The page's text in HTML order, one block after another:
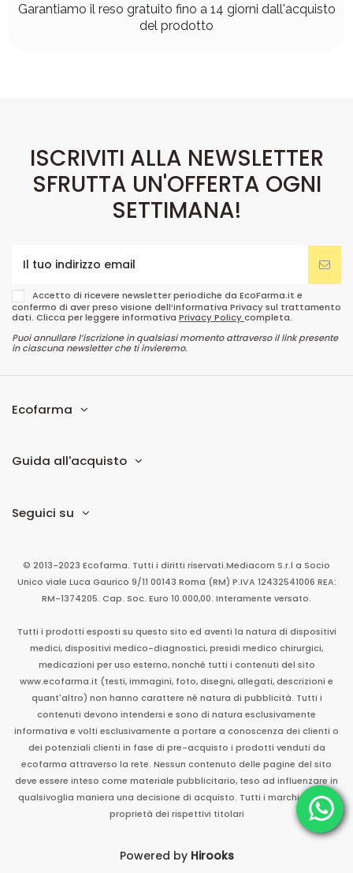
Garantiamo il reso gratuito fino a 14 giorni dall'acquisto
del prodotto
ISCRIVITI ALLA NEWSLETTER
SFRUTTA UN'OFFERTA OGNI
SETTIMANA!
Accetto di ricevere newsletter periodiche da EcoFarma.it e
confermo di aver preso visione dell’informativa Privacy sul trattamento
dati. Clicca per leggere informativa Privacy Policycompleta.
Puoi annullare l’iscrizione in qualsiasi momento attraverso il link presente
in ciascuna newsletter che ti invieremo.
Ecofarma
Guida all'acquisto
Seguici su
© 2013-2023 Ecofarma. Tutti i diritti riservati.Mediacom S.r.l a Socio
Unico viale Luca Gaurico 9/11 00143 Roma (RM) P.IVA 12432541006 REA:
RM-1374205. Cap. Soc. Euro 10.000,00. Interamente versato.
Tutti i prodotti esposti su questo sito ed aventi la natura di dispositivi
medici, dispositivi medico-diagnostici, presidi medico chirurgici,
medicazioni per uso esterno, nonché tutti i contenuti del sito
www.ecofarma.it (testi, immagini, foto, disegni, allegati, descrizioni e
quant'altro) non hanno carattere né natura di pubblicità. Tutti i
contenuti devono intendersi e sono di natura esclusivamente
informativa e volti esclusivamente a portare a conoscenza dei clienti o
dei potenziali clienti in fase di pre-acquisto i prodotti venduti da
ecofarma attraverso la rete. Nessun contenuto delle pagine del sito
deve essere inteso come materiale pubblicitario, teso ad influenzare in
qualsivoglia maniera una decisione di acquisto. Tutti i marchi sono di
proprietà dei rispettivi titolari
Powered by Hirooks